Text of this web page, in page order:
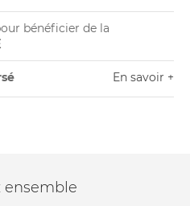
bénéficier de la
En savoir +
ensemble